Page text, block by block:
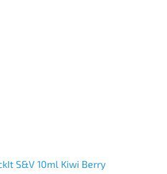
S&V 10ml Kiwi Berry